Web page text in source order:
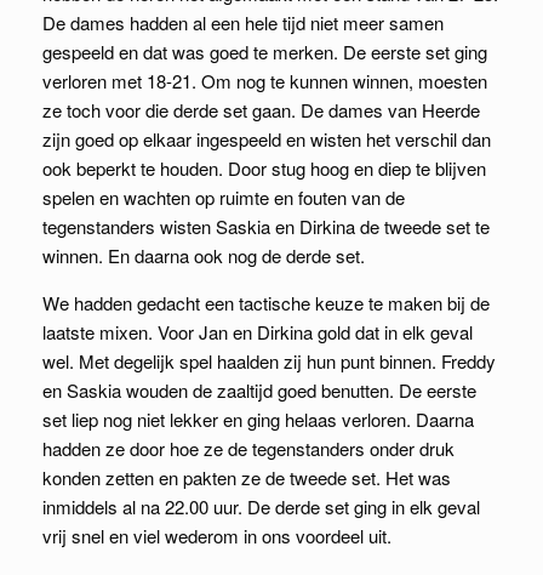
De dames hadden al een hele tijd niet meer samen
gespeeld en dat was goed te merken. De eerste set ging
verloren met 18-21. Om nog te kunnen winnen, moesten
ze toch voor die derde set gaan. De dames van Heerde
zijn goed op elkaar ingespeeld en wisten het verschil dan
ook beperkt te houden. Door stug hoog en diep te blijven
spelen en wachten op ruimte en fouten van de
tegenstanders wisten Saskia en Dirkina de tweede set te
winnen. En daarna ook nog de derde set.
We hadden gedacht een tactische keuze te maken bij de
laatste mixen. Voor Jan en Dirkina gold dat in elk geval
wel. Met degelijk spel haalden zij hun punt binnen. Freddy
en Saskia wouden de zaaltijd goed benutten. De eerste
set liep nog niet lekker en ging helaas verloren. Daarna
hadden ze door hoe ze de tegenstanders onder druk
konden zetten en pakten ze de tweede set. Het was
inmiddels al na 22.00 uur. De derde set ging in elk geval
vrij snel en viel wederom in ons voordeel uit.